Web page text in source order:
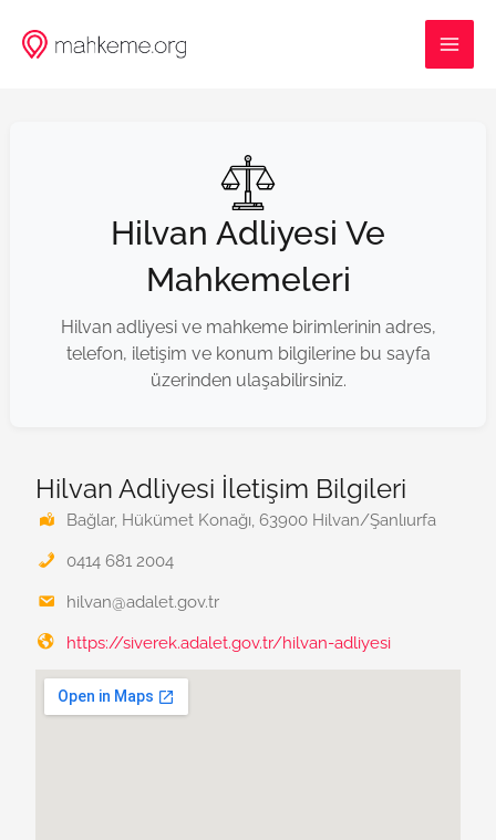
atla
Hilvan Adliyesi Ve
Mahkemeleri
Hilvan adliyesi ve mahkeme birimlerinin adres,
telefon, iletişim ve konum bilgilerine bu sayfa
üzerinden ulaşabilirsiniz.
Hilvan Adliyesi İletişim Bilgileri
Bağlar, Hükümet Konağı, 63900 Hilvan/Şanlıurfa
0414 681 2004
hilvan@adalet.gov.tr
https://siverek.adalet.gov.tr/hilvan-adliyesi